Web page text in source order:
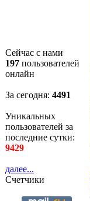
Сейчас с нами
197 пользователей
онлайн
За сегодня: 4492
Уникальных
пользователей за
последние сутки:
9429
далее...
Счетчики